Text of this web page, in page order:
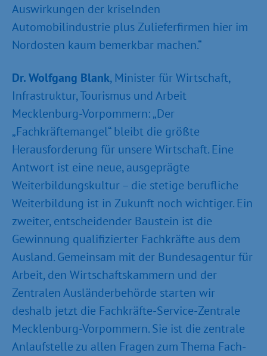
Auswirkungen der kriselnden
Automobilindustrie plus Zulieferfirmen hier im
Nordosten kaum bemerkbar machen.“
Dr. Wolfgang Blank, Minister für Wirtschaft,
Infrastruktur, Tourismus und Arbeit
Mecklenburg-Vorpommern: „Der
„Fachkräftemangel“ bleibt die größte
Herausforderung für unsere Wirtschaft. Eine
Antwort ist eine neue, ausgeprägte
Weiterbildungskultur – die stetige berufliche
Weiterbildung ist in Zukunft noch wichtiger. Ein
zweiter, entscheidender Baustein ist die
Gewinnung qualifizierter Fachkräfte aus dem
Ausland. Gemeinsam mit der Bundesagentur für
Arbeit, den Wirtschaftskammern und der
Zentralen Ausländerbehörde starten wir
deshalb jetzt die Fachkräfte-Service-Zentrale
Mecklenburg-Vorpommern. Sie ist die zentrale
Anlaufstelle zu allen Fragen zum Thema Fach-